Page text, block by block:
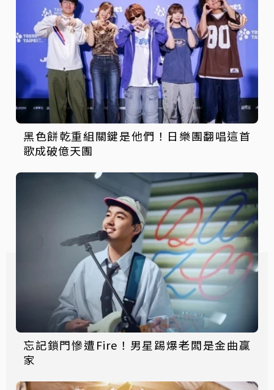
黑色餅乾重組關鍵是他們！日樂團翻唱這首
歌成破億天團
忘記鎖門慘遭Fire！男星踢爆老闆是金曲贏
家